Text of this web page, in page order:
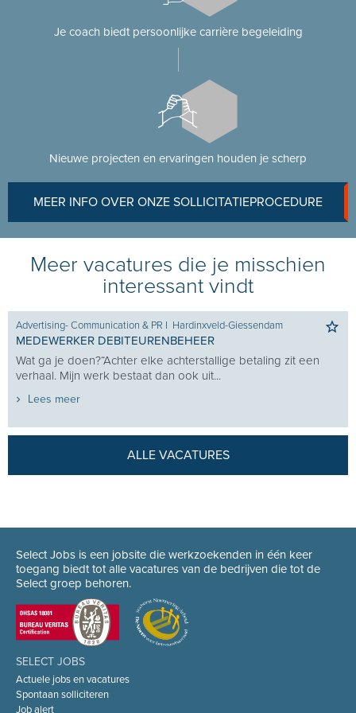
Je coach biedt persoonlijke carrière begeleiding
Nieuwe projecten en ervaringen houden je scherp
MEER INFO OVER ONZE SOLLICITATIEPROCEDURE
Meer vacatures die je misschien
interessant vindt
Advertising- Communication & PR I Hardinxveld-Giessendam
MEDEWERKER DEBITEURENBEHEER
Wat ga je doen?“Achter elke achterstallige betaling zit een
verhaal. Mijn werk bestaat dan ook uit...
Lees meer
ALLE VACATURES
Select Jobs is een jobsite die werkzoekenden in één keer
toegang biedt tot alle vacatures van de bedrijven die tot de
Select groep behoren.
SELECT JOBS
Actuele jobs en vacatures
Spontaan solliciteren
Job alert